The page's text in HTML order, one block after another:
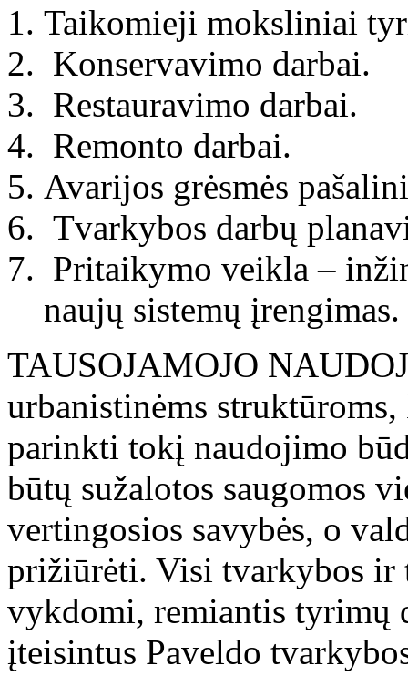
Taikomieji moksliniai
Konservavimo darbai.
Restauravimo darbai.
Remonto darbai.
Avarijos grėsmės
Tvarkybos darbų
Pritaikymo veikla –
naujų sistemų įrengimas.
TAUSOJAMOJO
urbanistinėms
parinkti tokį naudojimo
būtų sužalotos saugomos
vertingosios savybės, o
prižiūrėti. Visi tvarkybos ir
vykdomi, remiantis tyrimų
įteisintus Paveldo